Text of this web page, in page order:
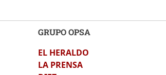
GRUPO OPSA
EL HERALDO
LA PRENSA